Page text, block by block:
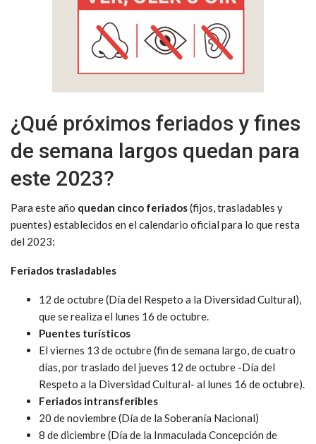
¿Qué próximos feriados y fines
de semana largos quedan para
este 2023?
Para este año quedan cinco feriados(fijos, trasladables y
puentes) establecidos en el calendario oficial para lo que resta
del 2023:
Feriados trasladables
12 de octubre (Día del Respeto a la Diversidad Cultural),
que se realiza el lunes 16 de octubre.
Puentes turísticos
El viernes 13 de octubre (fin de semana largo, de cuatro
días, por traslado del jueves 12 de octubre -Día del
Respeto a la Diversidad Cultural- al lunes 16 de octubre).
Feriados intransferibles
20 de noviembre (Día de la Soberanía Nacional)
8 de diciembre (Día de la Inmaculada Concepción de